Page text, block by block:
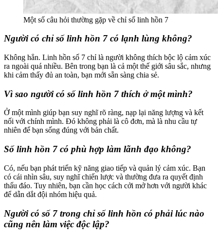
Một số câu hỏi thường gặp về chỉ số linh hồn 7
Người có chỉ số linh hồn 7 có lạnh lùng không?
Không hẳn. Linh hồn số 7 chỉ là người không thích bộc lộ cảm xúc
ra ngoài quá nhiều. Bên trong bạn là cả một thế giới sâu sắc, nhưng
khi cảm thấy đủ an toàn, bạn mới sẵn sàng chia sẻ.
Vì sao người có số linh hồn 7 thích ở một mình?
Ở một mình giúp bạn suy nghĩ rõ ràng, nạp lại năng lượng và kết
nối với chính mình. Đó không phải là cô đơn, mà là nhu cầu tự
nhiên để bạn sống đúng với bản chất.
Số linh hồn 7 có phù hợp làm lãnh đạo không?
Có, nếu bạn phát triển kỹ năng giao tiếp và quản lý cảm xúc. Bạn
có cái nhìn sâu, suy nghĩ chiến lược và thường đưa ra quyết định
thấu đáo. Tuy nhiên, bạn cần học cách cởi mở hơn với người khác
để dẫn dắt đội nhóm hiệu quả.
Người có số 7 trong chỉ số linh hồn có phải lúc nào
cũng nên làm việc độc lập?